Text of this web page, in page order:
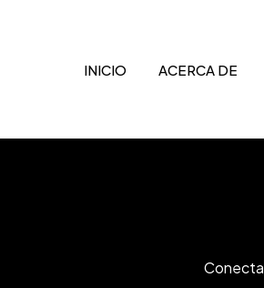
INICIO ACERCA DE